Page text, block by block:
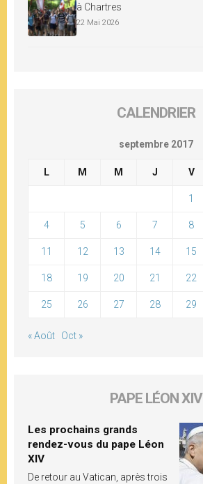
à Chartres
22 Mai 2026
CALENDRIER
septembre 2017
L M M J V
1
4 5 6 7 8
11 12 13 14 15
18 19 20 21 22
25 26 27 28 29
« Août Oct »
PAPE LÉON XIV
Les prochains grands
rendez-vous du pape Léon
XIV
De retour au Vatican, après trois